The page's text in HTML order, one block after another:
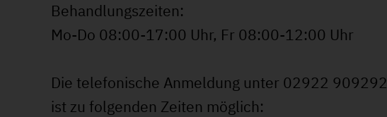
Behandlungszeiten:
Mo-Do 08:00-17:00 Uhr, Fr 08:00-12:00 Uhr
Die telefonische Anmeldung unter 02922 909292
ist zu folgenden Zeiten möglich: